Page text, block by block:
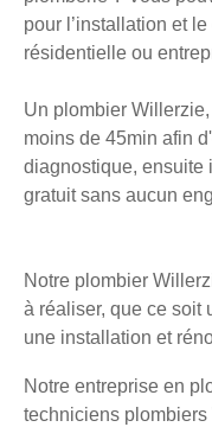
pour l’installation et
résidentielle ou
Un plombier
moins de 45min afin
diagnostique, ensuite
gratuit sans aucun
Notre plombier
à réaliser, que ce soit
une installation et
Notre entreprise en
techniciens